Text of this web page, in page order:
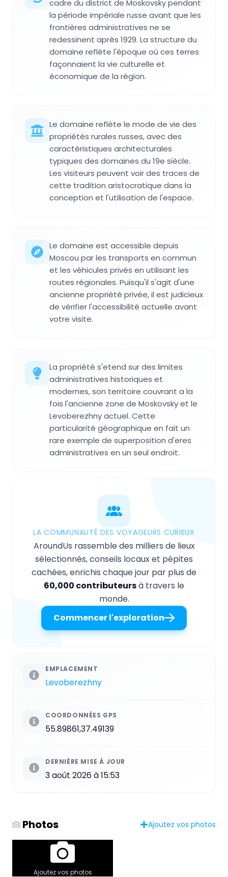
cadre du district de Moskovsky pendant
la période impériale russe avant que les
frontières administratives ne se
redessinent après 1929. La structure du
domaine reflète l'époque où ces terres
façonnaient la vie culturelle et
économique de la région.
Le domaine reflète le mode de vie des
propriétés rurales russes, avec des
caractéristiques architecturales
typiques des domaines du 19e siècle.
Les visiteurs peuvent voir des traces de
cette tradition aristocratique dans la
conception et l'utilisation de l'espace.
Le domaine est accessible depuis
Moscou par les transports en commun
et les véhicules privés en utilisant les
routes régionales. Puisqu'il s'agit d'une
ancienne propriété privée, il est judicieux
de vérifier l'accessibilité actuelle avant
votre visite.
La propriété s'etend sur des limites
administratives historiques et
modernes, son territoire couvrant a la
fois l'ancienne zone de Moskovsky et le
Levoberezhny actuel. Cette
particularité géographique en fait un
rare exemple de superposition d'eres
administratives en un seul endroit.
LA COMMUNAUTÉ DES VOYAGEURS CURIEUX
AroundUs rassemble des milliers de lieux
sélectionnés, conseils locaux et pépites
cachées, enrichis chaque jour par plus de
60,000 contributeursà travers le
monde.
Commencer l'exploration
EMPLACEMENT
Levoberezhny
COORDONNÉES GPS
55.89861,37.49139
DERNIÈRE MISE À JOUR
3 août 2026 à 15:53
Photos Ajoutez vos photos
Ajoutez vos photos